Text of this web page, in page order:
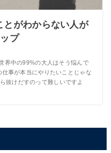
とがわからない人が
プ
界中の99%の大人はそう悩んで
事が本当にやりたいことじゃな
抜けだすのって難しいですよ